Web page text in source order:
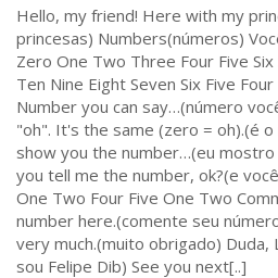
Hello, my friend! Here with my
princesas) Numbers(números)
Zero One Two Three Four Five
Ten Nine Eight Seven Six Five
Number you can say…(número
"oh". It's the same (zero = oh).(é
show you the number…(eu mostro
you tell me the number, ok?(e
One Two Four Five One Two
number here.(comente seu
very much.(muito obrigado) Duda,
sou Felipe Dib) See you next[..]